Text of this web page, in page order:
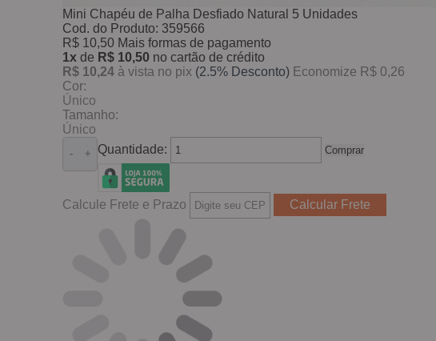
Mini Chapéu de Palha Desfiado Natural 5 Unidades
Cod. do Produto: 359566
R$ 10,50 Mais formas de pagamento
1xdeR$ 10,50 no cartão de crédito
R$ 10,24à vista no pix(2.5% Desconto)Economize R$ 0,26
Cor:
Único
Tamanho:
Único
Quantidade:
- + Comprar
Calcule Frete e Prazo